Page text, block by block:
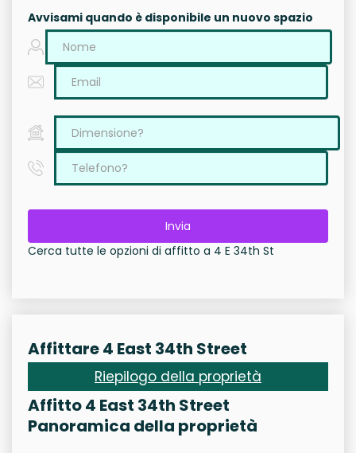
Avvisami quando è disponibile un nuovo spazio
Invia
Cerca tutte le opzioni di affitto a 4 E 34th St
Affittare 4 East 34th Street
Riepilogo della proprietà
Affitto 4 East 34th Street
Panoramica della proprietà